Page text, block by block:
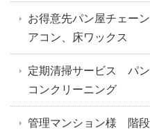
お得意先パン屋チェー
アコン、床ワックス
定期清掃サービス パ
コンクリーニング
管理マンション様 階